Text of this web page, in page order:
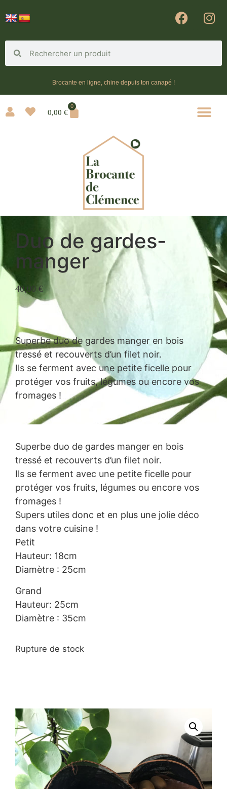
Brocante en ligne, chine depuis ton canapé !
0,00 €
0
Duo de gardes-
manger
40,00 €
Superbe duo de gardes manger en bois
tressé et recouverts d’un filet noir.
Ils se ferment avec une petite ficelle pour
protéger vos fruits, légumes ou encore vos
fromages !
Superbe duo de gardes manger en bois
tressé et recouverts d’un filet noir.
Ils se ferment avec une petite ficelle pour
protéger vos fruits, légumes ou encore vos
fromages !
Supers utiles donc et en plus une jolie déco
dans votre cuisine !
Petit
Hauteur: 18cm
Diamètre : 25cm
Grand
Hauteur: 25cm
Diamètre : 35cm
Rupture de stock